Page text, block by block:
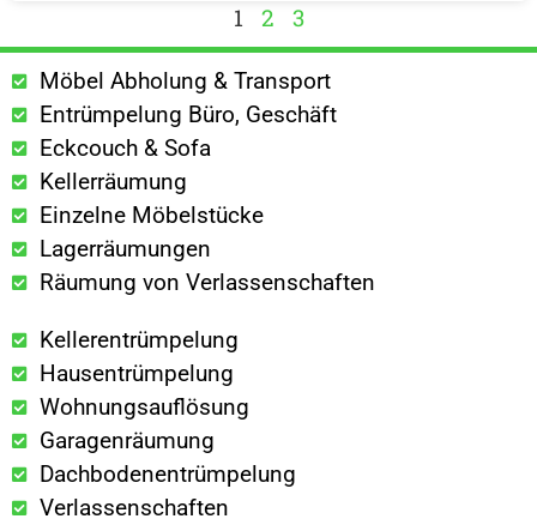
1 2 3
Möbel Abholung & Transport
Entrümpelung Büro, Geschäft
Eckcouch & Sofa
Kellerräumung
Einzelne Möbelstücke
Lagerräumungen
Räumung von Verlassenschaften
Kellerentrümpelung
Hausentrümpelung
Wohnungsauflösung
Garagenräumung
Dachbodenentrümpelung
Verlassenschaften